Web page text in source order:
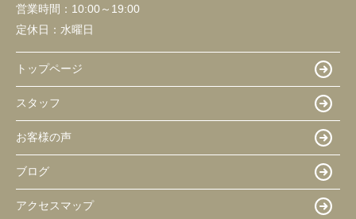
営業時間： 10:00～19:00
定休日： 水曜日
トップページ
スタッフ
お客様の声
ブログ
アクセスマップ